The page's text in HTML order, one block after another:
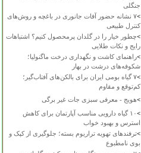
جنگلی
>
۷ نشانه حضور آفات جانوری در باغچه و روش‌های
کنترل طبیعی
>چطور خیار را در گلدان پرمحصول کنیم؟ اشتباهات
رایج و نکات طلایی
>راهنمای کاشت و نگهداری درخت ماگنولیا؛
شکوفه‌های درشت در بهار
>
۷ گیاه بومی ایران برای بالکن‌های آفتاب‌گیر؛
کم‌توقع و مقاوم
>هویج - معرفی سبزی جات غیر برگی
>
۱۰ گیاه دارویی مناسب آپارتمان برای کاهش
استرس و بهبود خواب
>ترفندهای تهویه تراریوم بسته؛ جلوگیری از کپک و
بوی نامطبوع